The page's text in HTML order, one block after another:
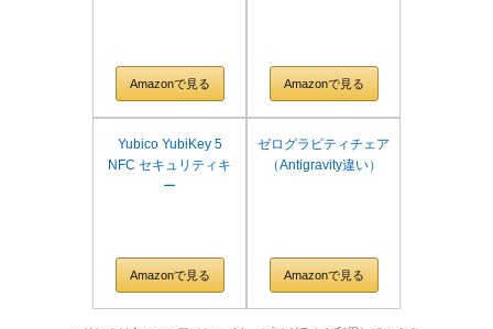
Amazonで見る Amazonで見る
Yubico YubiKey 5
NFC セキュリティキ
ー
Amazonで見る
ゼログラビティチェア
（Antigravity違い）
Amazonで見る